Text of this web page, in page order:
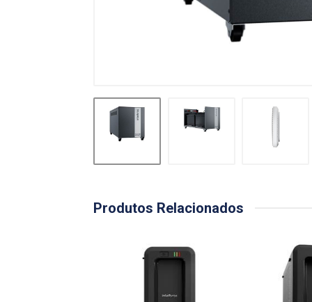
Produtos Relacionados